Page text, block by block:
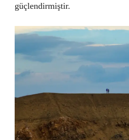
güçlendirmiştir.